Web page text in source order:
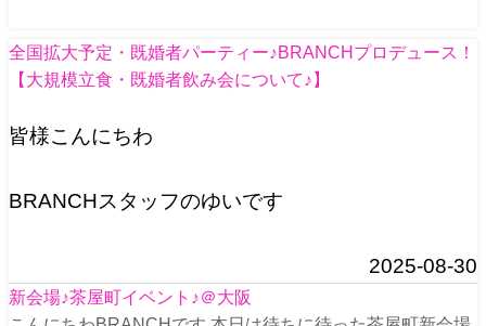
全国拡大予定・既婚者パーティー♪BRANCHプロデュース！
【大規模立食・既婚者飲み会について♪】
皆様こんにちわ
BRANCHスタッフのゆいです
2025-08-30
新会場♪茶屋町イベント♪＠大阪